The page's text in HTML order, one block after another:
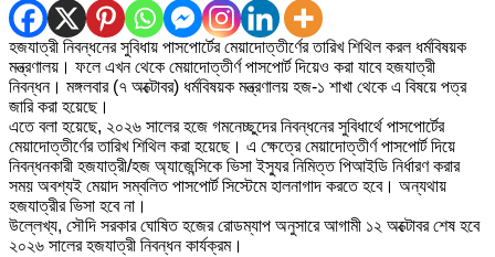
হজযাত্রী নিবন্ধনের সুবিধায় পাসপোর্টের মেয়াদোত্তীর্ণের তারিখ শিথিল করল ধর্মবিষয়ক
মন্ত্রণালয়। ফলে এখন থেকে মেয়াদোত্তীর্ণ পাসপোর্ট দিয়েও করা যাবে হজযাত্রী
নিবন্ধন। মঙ্গলবার (৭ অক্টোবর) ধর্মবিষয়ক মন্ত্রণালয় হজ-১ শাখা থেকে এ বিষয়ে পত্র
জারি করা হয়েছে।
এতে বলা হয়েছে, ২০২৬ সালের হজে গমনেচ্ছুদের নিবন্ধনের সুবিধার্থে পাসপোর্টের
মেয়াদোত্তীর্ণের তারিখ শিথিল করা হয়েছে। এ ক্ষেত্রে মেয়াদোত্তীর্ণ পাসপোর্ট দিয়ে
নিবন্ধনকারী হজযাত্রী/হজ অ্যাজেন্সিকে ভিসা ইস্যুর নিমিত্ত পিআইডি নির্ধারণ করার
সময় অবশ্যই মেয়াদ সম্বলিত পাসপোর্ট সিস্টেমে হালনাগাদ করতে হবে। অন্যথায়
হজযাত্রীর ভিসা হবে না।
উল্লেখ্য, সৌদি সরকার ঘোষিত হজের রোডম্যাপ অনুসারে আগামী ১২ অক্টোবর শেষ হবে
২০২৬ সালের হজযাত্রী নিবন্ধন কার্যক্রম।